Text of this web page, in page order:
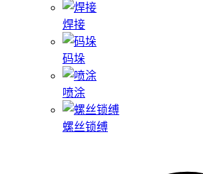
焊接
码垛
喷涂
螺丝锁缚